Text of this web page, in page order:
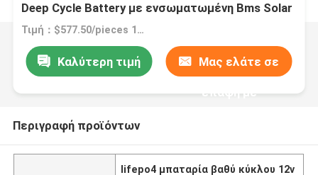
Deep Cycle Battery με ενσωματωμένη Bms Solar
Τιμή：$577.50/pieces 1-19 pieces
Καλύτερη τιμή Μας ελάτε σε
επαφή με
Περιγραφή προϊόντων
lifepo4 μπαταρία βαθύ κύκλου 12v